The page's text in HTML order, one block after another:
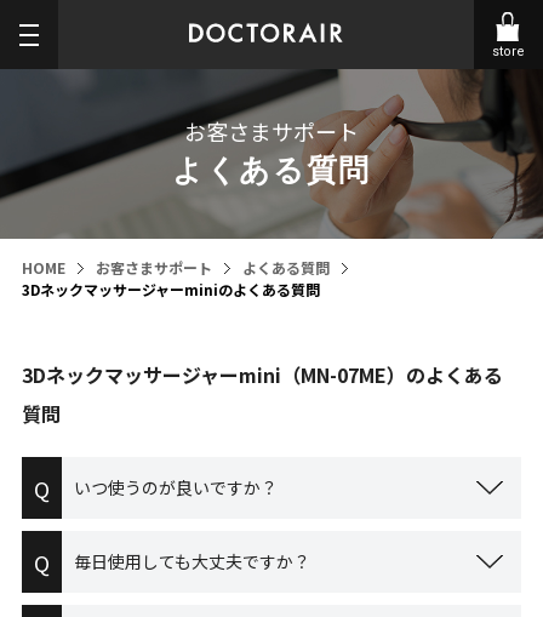
store
お客さまサポート
よくある質問
HOME お客さまサポート
よくある質問
3Dネックマッサージャーminiのよくある質問
3Dネックマッサージャーmini（MN-07ME）のよくある
質問
Q いつ使うのが良いですか？
Q 毎日使用しても大丈夫ですか？